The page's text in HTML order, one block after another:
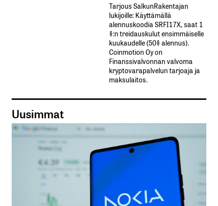
Tarjous SalkunRakentajan
lukijoille: Käyttämällä​ ​
alennuskoodia​ ​SRFI17X,​ ​saat​ ​1
%:n treidauskulut​ ​ensimmäiselle​ ​
kuukaudelle​ ​(50%​ ​alennus).
Coinmotion Oy on
Finanssivalvonnan valvoma
kryptovarapalvelun tarjoaja ja
maksulaitos.
Uusimmat